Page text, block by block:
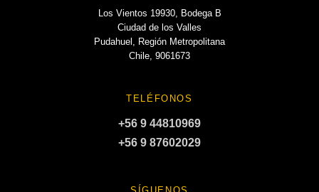
Los Vientos 19930, Bodega B
Ciudad de los Valles
Pudahuel, Región Metropolitana
Chile, 9061673
TELÉFONOS
+56 9 44810969
+56 9 87602029